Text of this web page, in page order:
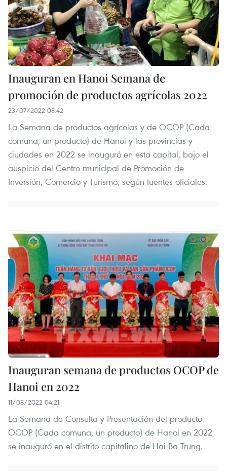
Inauguran en Hanoi Semana de
promoción de productos agrícolas 2022
23/07/2022 08:42
La Semana de productos agrícolas y de OCOP (Cada
comuna, un producto) de Hanoi y las provincias y
ciudades en 2022 se inauguró en esta capital, bajo el
auspicio del Centro municipal de Promoción de
Inversión, Comercio y Turismo, según fuentes oficiales.
Inauguran semana de productos OCOP de
Hanoi en 2022
11/08/2022 04:21
La Semana de Consulta y Presentación del producto
OCOP (Cada comuna, un producto) de Hanoi en 2022
se inauguró en el distrito capitalino de Hai Ba Trung.